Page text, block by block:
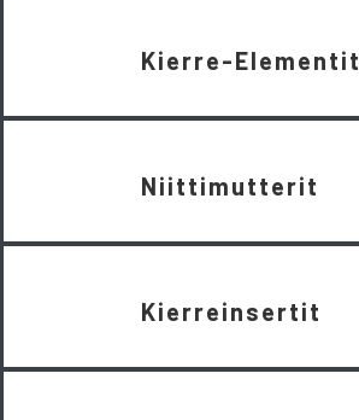
Kierre-Elementit
Niittimutterit
Kierreinsertit